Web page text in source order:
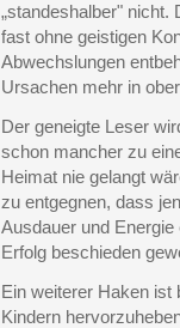
„standeshalber"
fast ohne geistigen
Abwechslungen
Ursachen mehr in
Der geneigte Leser
schon mancher zu
Heimat nie gelangt
zu entgegnen, dass
Ausdauer und
Erfolg beschieden
Ein weiterer Haken ist
Kindern